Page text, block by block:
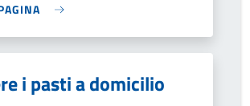
i pasti a domicilio